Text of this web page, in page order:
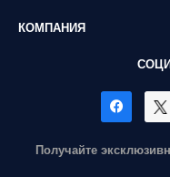
КОМПАНИЯ
Получайте